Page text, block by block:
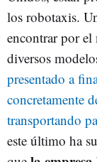
los robotaxis.
encontrar por el
diversos
presentado a
concretamente
transportando
este último ha